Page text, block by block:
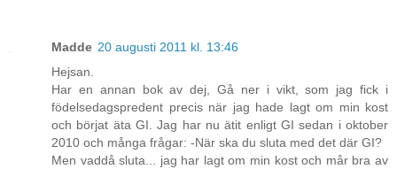
Madde 20 augusti 2011 kl. 13:46
Hejsan.
Har en annan bok av dej, Gå ner i vikt, som jag fick i
födelsedagspredent precis när jag hade lagt om min kost
och börjat äta GI. Jag har nu ätit enligt GI sedan i oktober
2010 och många frågar: -När ska du sluta med det där GI?
Men vaddå sluta... jag har lagt om min kost och mår bra av